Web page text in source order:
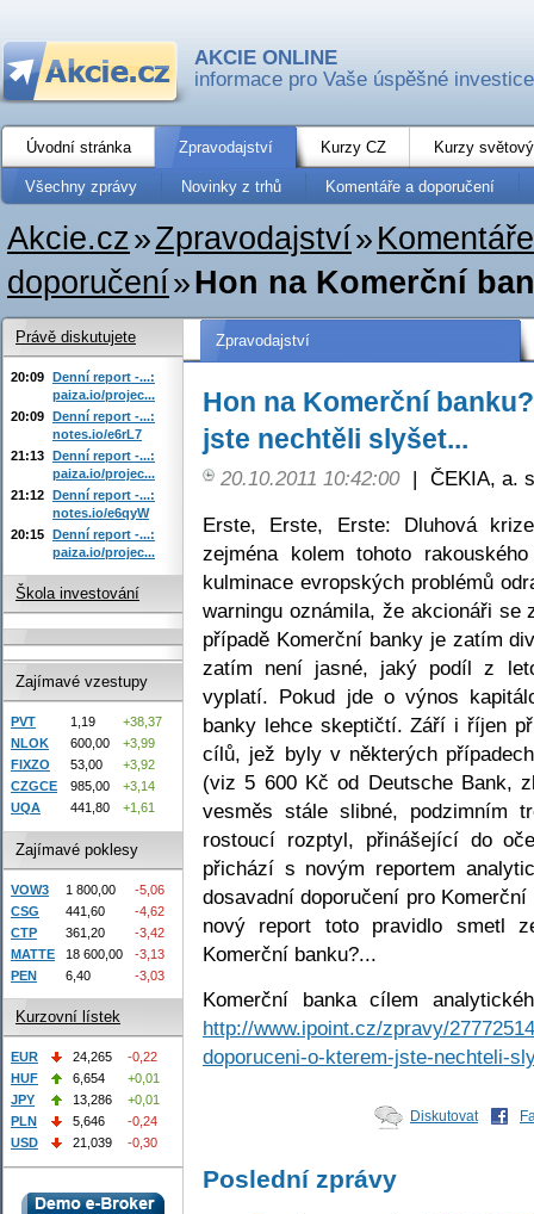
AKCIE ONLINE
informace pro Vaše úspěšné investice
Úvodní stránka Zpravodajství Kurzy CZ Kurzy
Všechny zprávy Novinky z trhů Komentáře a doporučení
Akcie.cz»Zpravodajství»
doporučení»Hon na Komerční
Zpravodajství
Hon na Komerční
jste nechtěli slyšet...
20.10.2011 10:42:00 | ČEKIA, a.
Erste, Erste, Erste: Dluhová
zejména kolem tohoto
kulminace evropských problémů
warningu oznámila, že akcionáři
případě Komerční banky je zatím
zatím není jasné, jaký podíl z
vyplatí. Pokud jde o výnos
banky lehce skeptičtí. Září i říjen
cílů, jež byly v některých
(viz 5 600 Kč od Deutsche Bank,
vesměs stále slibné, podzimním
rostoucí rozptyl, přinášející do
přichází s novým reportem
dosavadní doporučení pro
nový report toto pravidlo smetl
Komerční banku?...
Komerční banka cílem
http://www.ipoint.cz/zpravy/
doporuceni-o-kterem-jste-nechteli-
Diskutovat
Poslední zprávy
Právě diskutujete
20:09 Denní report -...:
paiza.io/projec...
20:09 Denní report -...:
notes.io/e6rL7
21:13 Denní report -...:
paiza.io/projec...
21:12 Denní report -...:
notes.io/e6qyW
20:15 Denní report -...:
paiza.io/projec...
Škola investování
Zajímavé vzestupy
PVT 1,19
+38,37
NLOK
600,00
+3,99
FIXZO
53,00
+3,92
CZGCE
985,00
+3,14
UQA
441,80 +1,61
Zajímavé poklesy
VOW3 1 800,00
-5,06
CSG
441,60
-4,62
CTP
361,20
-3,42
MATTE
18 600,00
-3,13
PEN
6,40 -3,03
Kurzovní lístek
EUR 24,265
-0,22
HUF
6,654
+0,01
JPY
13,286
+0,01
PLN
5,646
-0,24
USD
21,039 -0,30